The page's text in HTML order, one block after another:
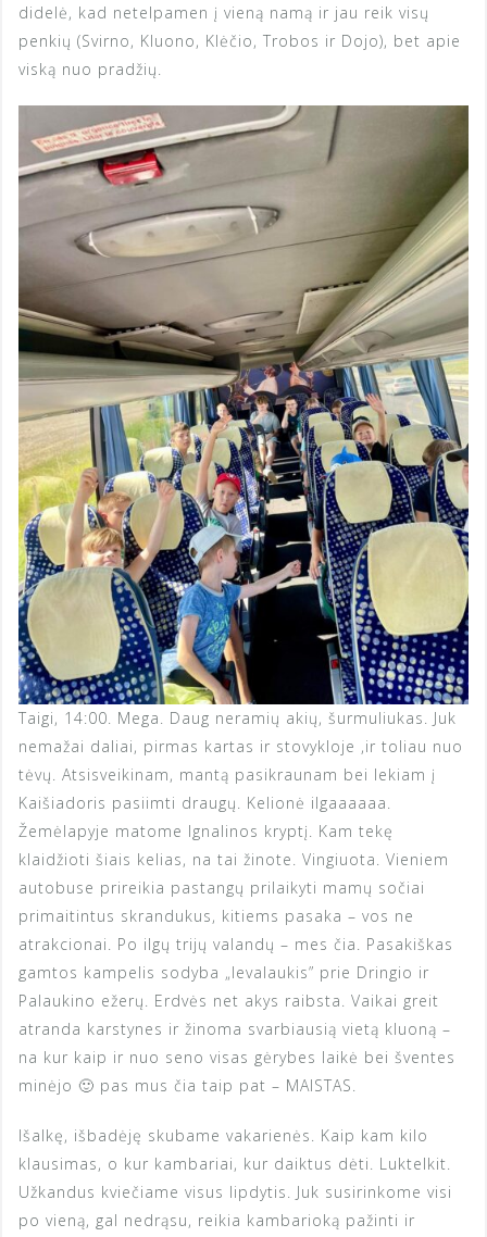
didelė, kad netelpamen į vieną namą ir jau reik visų
penkių (Svirno, Kluono, Klėčio, Trobos ir Dojo), bet apie
viską nuo pradžių.
Taigi, 14:00. Mega. Daug neramių akių, šurmuliukas. Juk
nemažai daliai, pirmas kartas ir stovykloje ,ir toliau nuo
tėvų. Atsisveikinam, mantą pasikraunam bei lekiam į
Kaišiadoris pasiimti draugų. Kelionė ilgaaaaaa.
Žemėlapyje matome Ignalinos kryptį. Kam tekę
klaidžioti šiais kelias, na tai žinote. Vingiuota. Vieniem
autobuse prireikia pastangų prilaikyti mamų sočiai
primaitintus skrandukus, kitiems pasaka – vos ne
atrakcionai. Po ilgų trijų valandų – mes čia. Pasakiškas
gamtos kampelis sodyba „Ievalaukis” prie Dringio ir
Palaukino ežerų. Erdvės net akys raibsta. Vaikai greit
atranda karstynes ir žinoma svarbiausią vietą kluoną –
na kur kaip ir nuo seno visas gėrybes laikė bei šventes
minėjo 🙂 pas mus čia taip pat – MAISTAS.
Išalkę, išbadėję skubame vakarienės. Kaip kam kilo
klausimas, o kur kambariai, kur daiktus dėti. Luktelkit.
Užkandus kviečiame visus lipdytis. Juk susirinkome visi
po vieną, gal nedrąsu, reikia kambarioką pažinti ir